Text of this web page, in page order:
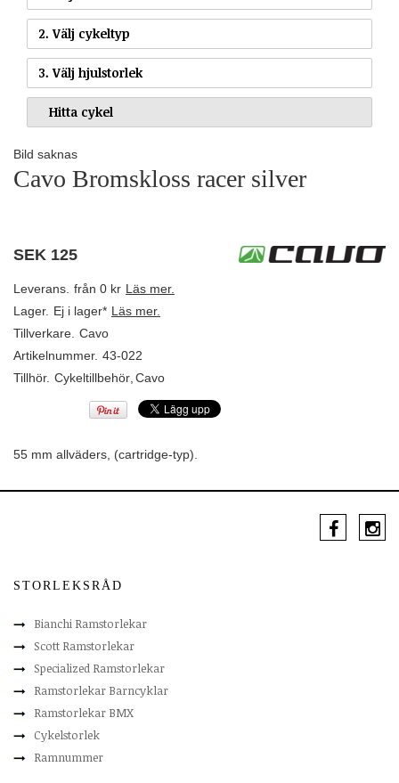
2. Välj cykeltyp
3. Välj hjulstorlek
Bild saknas
Cavo Bromskloss racer silver
SEK 125
Leverans. från 0 kr Läs mer.
Lager. Ej i lager* Läs mer.
Tillverkare. Cavo
Artikelnummer. 43-022
Tillhör. Cykeltillbehör Cavo
55 mm allväders, (cartridge-typ).
STORLEKSRÅD
Bianchi Ramstorlekar
Scott Ramstorlekar
Specialized Ramstorlekar
Ramstorlekar Barncyklar
Ramstorlekar BMX
Cykelstorlek
Ramnummer